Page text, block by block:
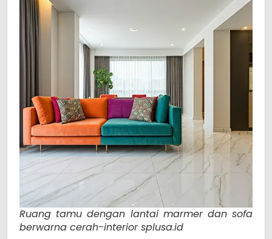
Ruang tamu dengan lantai marmer dan sofa
berwarna cerah-interior splusa.id